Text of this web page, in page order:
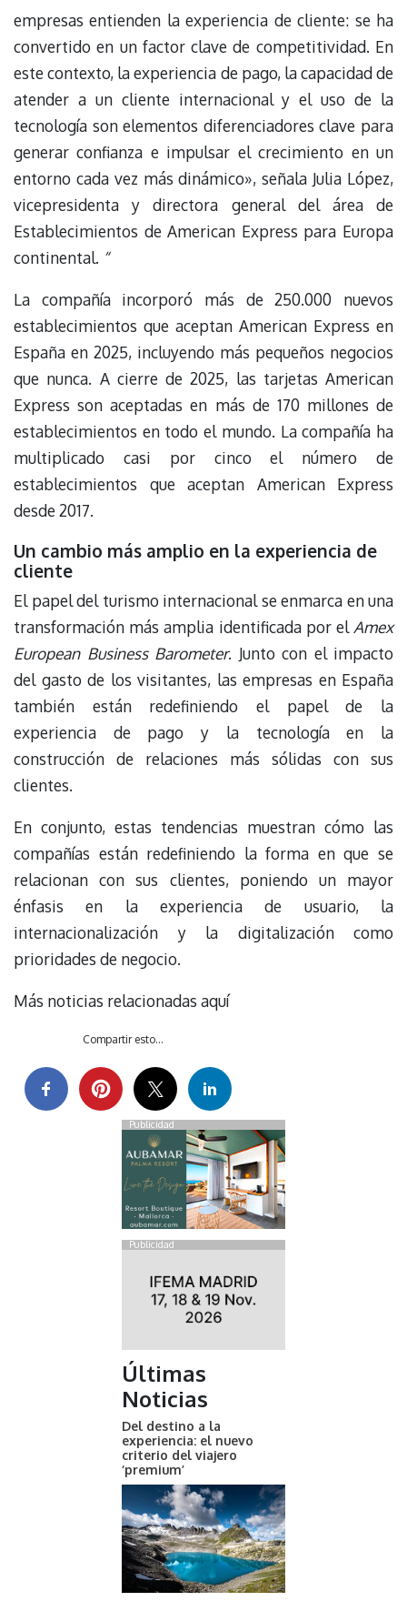
empresas entienden la experiencia de cliente: se ha
convertido en un factor clave de competitividad. En
este contexto, la experiencia de pago, la capacidad de
atender a un cliente internacional y el uso de la
tecnología son elementos diferenciadores clave para
generar confianza e impulsar el crecimiento en un
entorno cada vez más dinámico», señala Julia López,
vicepresidenta y directora general del área de
Establecimientos de American Express para Europa
continental. “
La compañía incorporó más de 250.000 nuevos
establecimientos que aceptan American Express en
España en 2025, incluyendo más pequeños negocios
que nunca. A cierre de 2025, las tarjetas American
Express son aceptadas en más de 170 millones de
establecimientos en todo el mundo. La compañía ha
multiplicado casi por cinco el número de
establecimientos que aceptan American Express
desde 2017.
Un cambio más amplio en la experiencia de
cliente
El papel del turismo internacional se enmarca en una
transformación más amplia identificada por el Amex
European Business Barometer. Junto con el impacto
del gasto de los visitantes, las empresas en España
también están redefiniendo el papel de la
experiencia de pago y la tecnología en la
construcción de relaciones más sólidas con sus
clientes.
En conjunto, estas tendencias muestran cómo las
compañías están redefiniendo la forma en que se
relacionan con sus clientes, poniendo un mayor
énfasis en la experiencia de usuario, la
internacionalización y la digitalización como
prioridades de negocio.
Más noticias relacionadas aquí
Compartir esto...
Publicidad
Publicidad
Últimas
Noticias
Del destino a la
experiencia: el nuevo
criterio del viajero
‘premium’